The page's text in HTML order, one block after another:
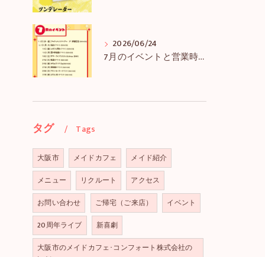
2026/06/24
7月のイベントと営業時間のお知らせ
タグ Tags
大阪市 メイドカフェ
メイド紹介
メニュー
リクルート
アクセス
お問い合わせ
ご帰宅（ご来店）
イベント
20周年ライブ
新喜劇
大阪市のメイドカフェ･コンフォート株式会社の